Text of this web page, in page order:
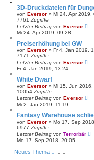
3D-Druckdateien für
von Eversor » Mi 24. Apr 2019,
7761 Zugriffe
Letzter Beitrag von Eversor
Mi 24. Apr 2019, 09:28
Preiserhöhung bei GW
von Eversor » Fr 4. Jan 2019,
7171 Zugriffe
Letzter Beitrag von Eversor
Fr 4. Jan 2019, 13:24
White Dwarf
von Eversor » Mi 15. Jun 2016,
10054 Zugriffe
Letzter Beitrag von Eversor
Mi 2. Jan 2019, 11:19
Fantasy Warehouse
von Eversor » Mo 17. Sep
6977 Zugriffe
Letzter Beitrag von Terrorbär
Mo 17. Sep 2018, 20:05
Neues Thema